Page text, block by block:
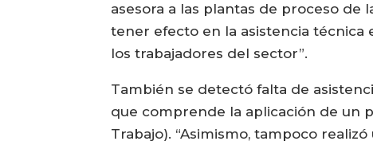
asesora a las plantas de proceso de
tener efecto en la asistencia técnica
los trabajadores del sector”.
También se detectó falta de
que comprende la aplicación de un
Trabajo). “Asimismo, tampoco